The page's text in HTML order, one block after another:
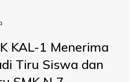
KAL-1 Menerima
Tiru Siswa dan